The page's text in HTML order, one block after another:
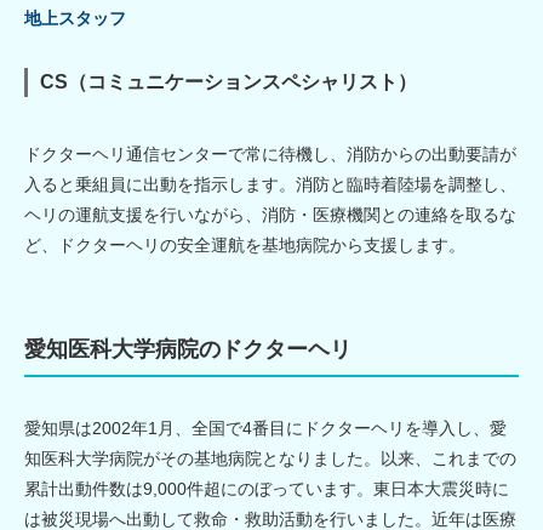
地上スタッフ
CS（コミュニケーションスペシャリスト）
ドクターヘリ通信センターで常に待機し、消防からの出動要請が
入ると乗組員に出動を指示します。消防と臨時着陸場を調整し、
ヘリの運航支援を行いながら、消防・医療機関との連絡を取るな
ど、ドクターヘリの安全運航を基地病院から支援します。
愛知医科大学病院のドクターヘリ
愛知県は2002年1月、全国で4番目にドクターヘリを導入し、愛
知医科大学病院がその基地病院となりました。以来、これまでの
累計出動件数は9,000件超にのぼっています。東日本大震災時に
は被災現場へ出動して救命・救助活動を行いました。近年は医療